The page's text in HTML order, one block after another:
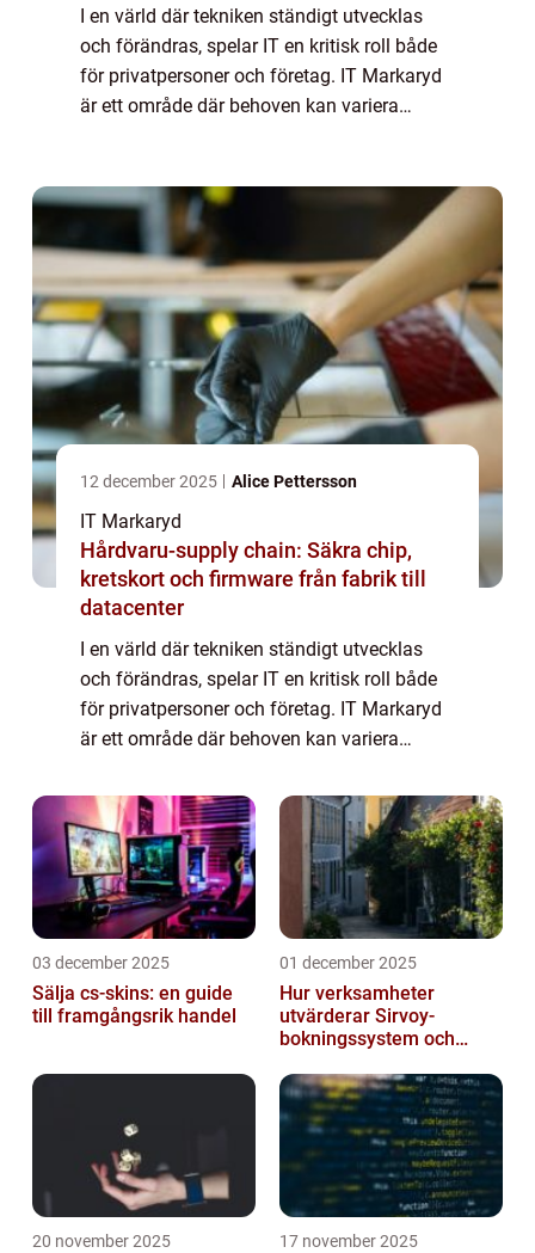
I en värld där tekniken ständigt utvecklas
och förändras, spelar IT en kritisk roll både
för privatpersoner och företag. IT Markaryd
är ett område där behoven kan variera
12 december 2025 Alice Pettersson
IT Markaryd
Hårdvaru-supply chain: Säkra chip,
kretskort och firmware från fabrik till
datacenter
I en värld där tekniken ständigt utvecklas
och förändras, spelar IT en kritisk roll både
för privatpersoner och företag. IT Markaryd
är ett område där behoven kan variera
03 december 2025
Sälja cs-skins: en guide
till framgångsrik handel
01 december 2025
Hur verksamheter
utvärderar Sirvoy-
bokningssystem och
20 november 2025 17 november 2025